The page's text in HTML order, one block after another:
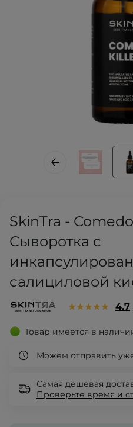
SkinTra -
Сыворотка с
салициловой
4.7
Товар имеется в
Можем отправить
Самая дешевая
Проверьте время и